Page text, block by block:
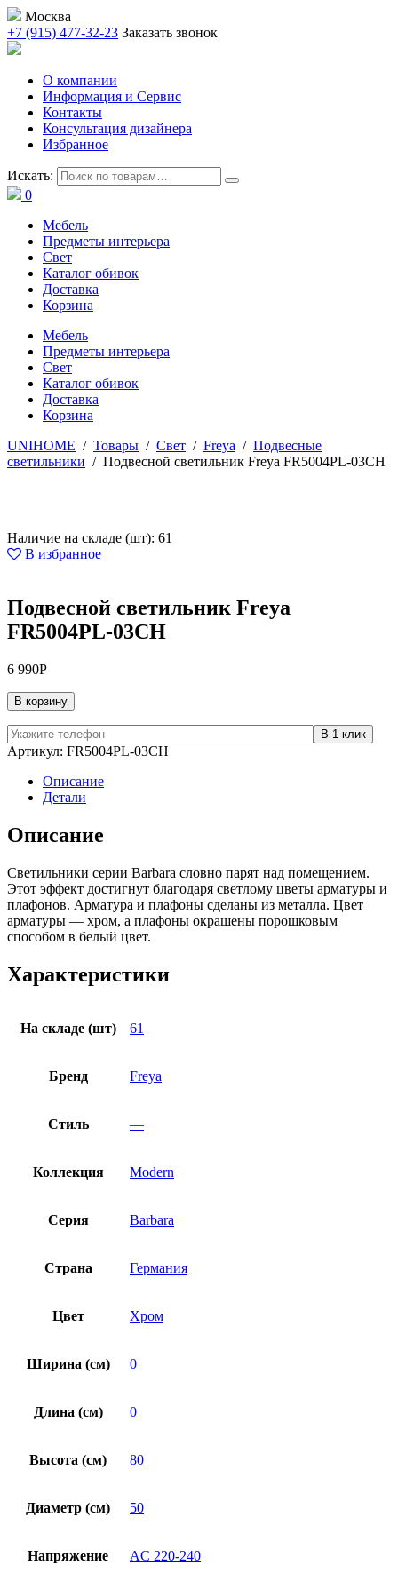
Москва
+7 (915) 477-32-23 Заказать звонок
О компании
Информация и Сервис
Контакты
Консультация дизайнера
Избранное
Искать:
0
Мебель
Предметы интерьера
Свет
Каталог обивок
Доставка
Корзина
Мебель
Предметы интерьера
Свет
Каталог обивок
Доставка
Корзина
UNIHOME / Товары / Свет / Freya / Подвесные
светильники / Подвесной светильник Freya FR5004PL-03CH
Наличие на складе (шт): 61
В избранное
Подвесной светильник Freya
FR5004PL-03CH
6 990Р
В корзину
Артикул: FR5004PL-03CH
Описание
Детали
Описание
Светильники серии Barbara словно парят над помещением.
Этот эффект достигнут благодаря светлому цветы арматуры и
плафонов. Арматура и плафоны сделаны из металла. Цвет
арматуры — хром, а плафоны окрашены порошковым
способом в белый цвет.
Характеристики
На складе (шт) 61
Бренд Freya
Стиль —
Коллекция Modern
Серия Barbara
Страна Германия
Цвет Хром
Ширина (см) 0
Длина (см) 0
Высота (см) 80
Диаметр (см) 50
Напряжение AC 220-240